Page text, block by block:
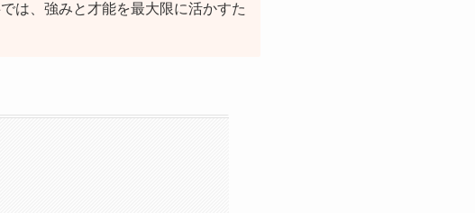
は、強みと才能を最大限に活かすた